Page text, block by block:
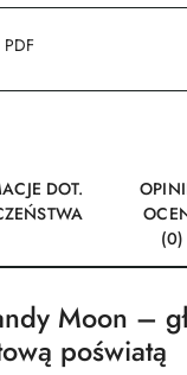
DOT.
(0)
Moon –
poświatą